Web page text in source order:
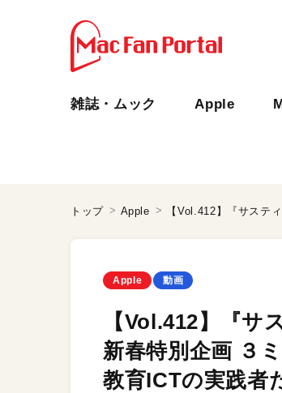
雑誌・ムック Apple
トップ Apple
Apple 動画
【Vol.412】『サ
新春特別企画 ３
教育ICTの実践者